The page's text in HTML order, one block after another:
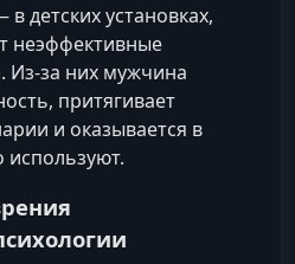
детских установках,
неэффективные
Из-за них мужчина
притягивает
и оказывается в
используют.